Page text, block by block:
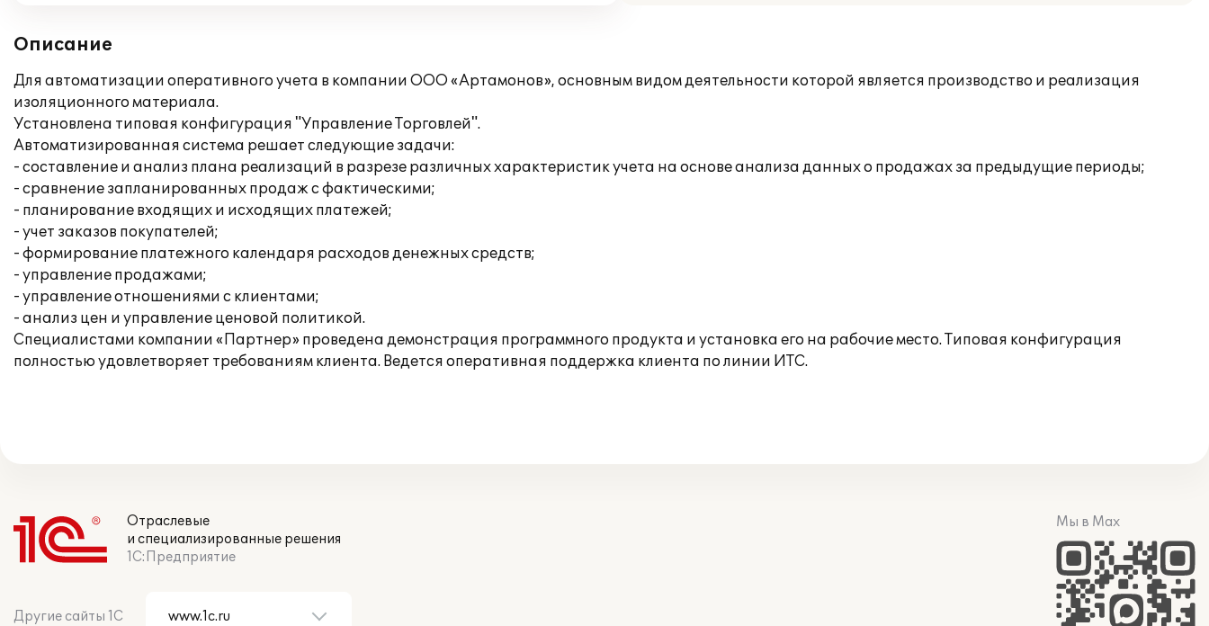
Описание
Для автоматизации оперативного учета в компании ООО «Артамонов», основным видом деятельности которой является производство и реализация
изоляционного материала.
Установлена типовая конфигурация "Управление Торговлей".
Автоматизированная система решает следующие задачи:
- составление и анализ плана реализаций в разрезе различных характеристик учета на основе анализа данных о продажах за предыдущие периоды;
- сравнение запланированных продаж с фактическими;
- планирование входящих и исходящих платежей;
- учет заказов покупателей;
- формирование платежного календаря расходов денежных средств;
- управление продажами;
- управление отношениями с клиентами;
- анализ цен и управление ценовой политикой.
Специалистами компании «Партнер» проведена демонстрация программного продукта и установка его на рабочие место. Типовая конфигурация
полностью удовлетворяет требованиям клиента. Ведется оперативная поддержка клиента по линии ИТС.
Отраслевые
и специализированные решения
1С:Предприятие
Другие сайты 1С
Мы в Max